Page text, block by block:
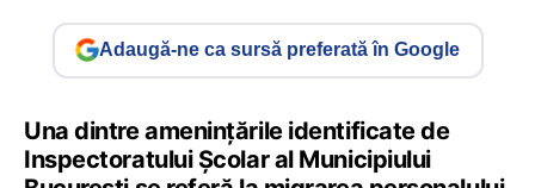
Adaugă-ne ca sursă preferată în Google
Una dintre amenințările identificate de
Inspectoratului Școlar al Municipiului